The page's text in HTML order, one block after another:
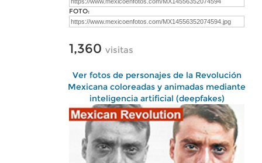
FOTO:
1,360 visitas
Ver fotos de personajes de la Revolución
Mexicana coloreadas y animadas mediante
inteligencia artificial (deepfakes)